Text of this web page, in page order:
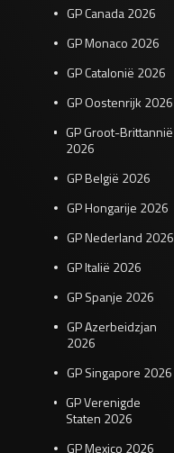
GP Canada 2026
GP Monaco 2026
GP Catalonië 2026
GP Oostenrijk 2026
GP Groot-Brittannië
2026
GP België 2026
GP Hongarije 2026
GP Nederland 2026
GP Italië 2026
GP Spanje 2026
GP Azerbeidzjan
2026
GP Singapore 2026
GP Verenigde
Staten 2026
GP Mexico 2026